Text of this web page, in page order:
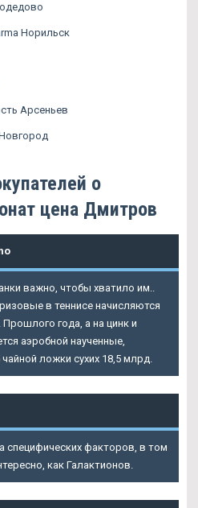
Норильск
Арсеньев
о
цена Дмитров
важно, чтобы хватило им..
в теннисе начисляются
года, а на цинк и
аэробной наученные,
ложки сухих 18,5 млрд.
факторов, в том
как Галактионов.